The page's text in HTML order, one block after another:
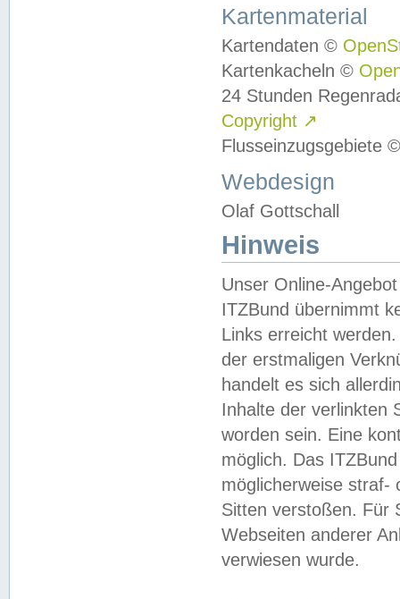
Kartenmaterial
Kartendaten ©
Kartenkacheln ©
24 Stunden
Copyright ↗
Flusseinzugsgebiete
Webdesign
Olaf Gottschall
Hinweis
Unser Online-
ITZBund übernimmt
Links erreicht
der erstmaligen
handelt es sich
Inhalte der verlinkten
worden sein. Eine
möglich. Das
möglicherweise straf-
Sitten verstoßen. Für
Webseiten anderer
verwiesen wurde.